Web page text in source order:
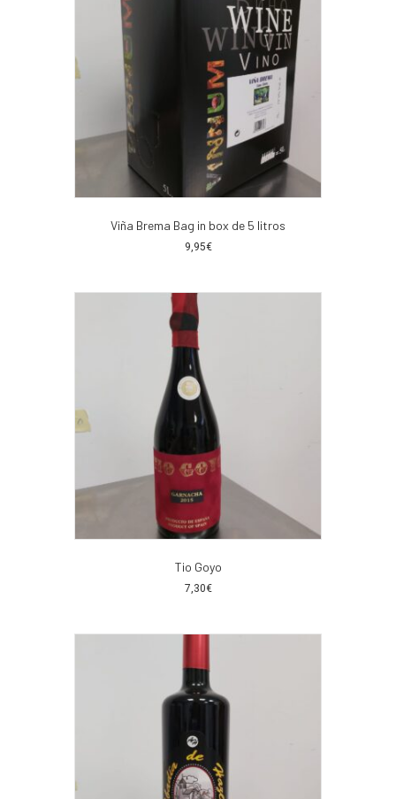
Viña Brema Bag in box de 5 litros
9,95€
Tio Goyo
7,30€